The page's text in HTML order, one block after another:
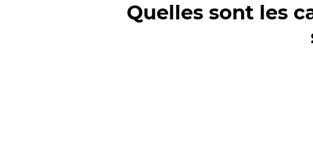
Quelles sont les